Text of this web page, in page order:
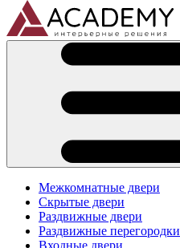
Межкомнатные двери
Скрытые двери
Раздвижные двери
Раздвижные перегородки
Входные двери